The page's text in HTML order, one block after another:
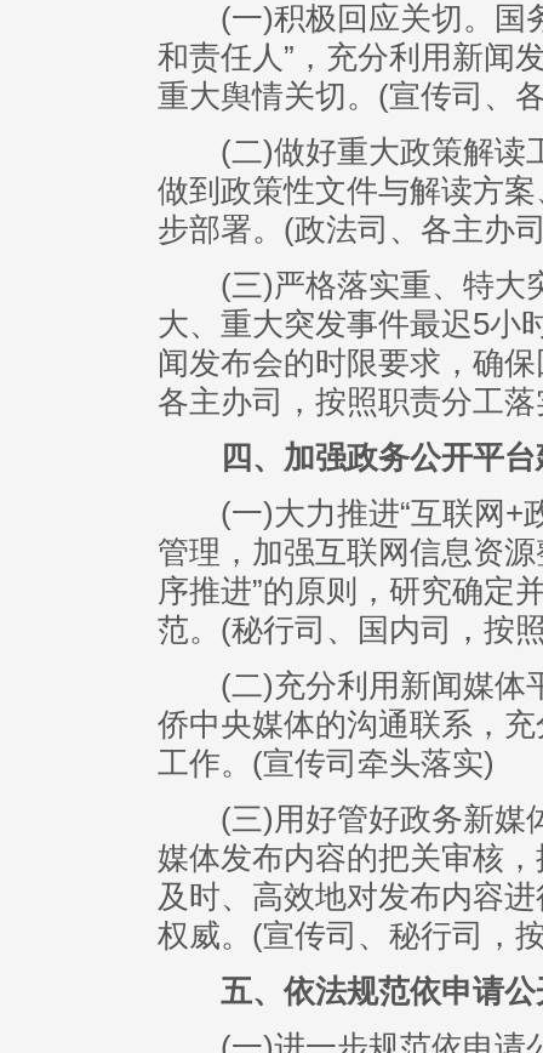
(一)积极回应关切。国务
和责任人”，充分利用新闻
重大舆情关切。(宣传司、
(二)做好重大政策解读工
做到政策性文件与解读方
步部署。(政法司、各主办
(三)严格落实重、特大
大、重大突发事件最迟5小
闻发布会的时限要求，确
各主办司，按照职责分工落
四、加强政务公开平
(一)大力推进“互联网+
管理，加强互联网信息资
序推进”的原则，研究确定
范。(秘行司、国内司，按
(二)充分利用新闻媒体
侨中央媒体的沟通联系，
工作。(宣传司牵头落实)
(三)用好管好政务新媒
媒体发布内容的把关审核
及时、高效地对发布内容
权威。(宣传司、秘行司，
五、依法规范依申请